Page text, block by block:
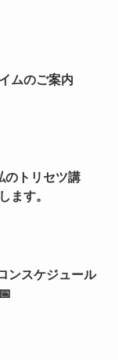
ムのご案内
のトリセツ講
ます。
ンスケジュール